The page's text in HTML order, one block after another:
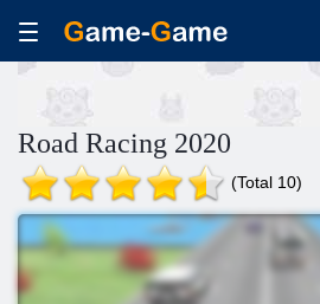
Road Racing 2020
(Total 10)